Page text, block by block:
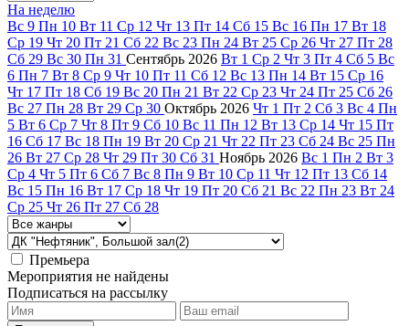
На неделю
Вс 9 Пн 10 Вт 11 Ср 12 Чт 13 Пт 14 Сб 15 Вс 16 Пн 17 Вт 18
Ср 19 Чт 20 Пт 21 Сб 22 Вс 23 Пн 24 Вт 25 Ср 26 Чт 27 Пт 28
Сб 29 Вс 30 Пн 31 Сентябрь 2026 Вт 1 Ср 2 Чт 3 Пт 4 Сб 5 Вс
6 Пн 7 Вт 8 Ср 9 Чт 10 Пт 11 Сб 12 Вс 13 Пн 14 Вт 15 Ср 16
Чт 17 Пт 18 Сб 19 Вс 20 Пн 21 Вт 22 Ср 23 Чт 24 Пт 25 Сб 26
Вс 27 Пн 28 Вт 29 Ср 30 Октябрь 2026 Чт 1 Пт 2 Сб 3 Вс 4 Пн
5 Вт 6 Ср 7 Чт 8 Пт 9 Сб 10 Вс 11 Пн 12 Вт 13 Ср 14 Чт 15 Пт
16 Сб 17 Вс 18 Пн 19 Вт 20 Ср 21 Чт 22 Пт 23 Сб 24 Вс 25 Пн
26 Вт 27 Ср 28 Чт 29 Пт 30 Сб 31 Ноябрь 2026 Вс 1 Пн 2 Вт 3
Ср 4 Чт 5 Пт 6 Сб 7 Вс 8 Пн 9 Вт 10 Ср 11 Чт 12 Пт 13 Сб 14
Вс 15 Пн 16 Вт 17 Ср 18 Чт 19 Пт 20 Сб 21 Вс 22 Пн 23 Вт 24
Ср 25 Чт 26 Пт 27 Сб 28
Премьера
Мероприятия не найдены
Подписаться на рассылку